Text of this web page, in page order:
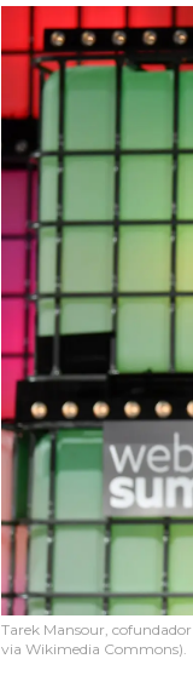
Tarek Mansour,
via Wikimedia Commons).